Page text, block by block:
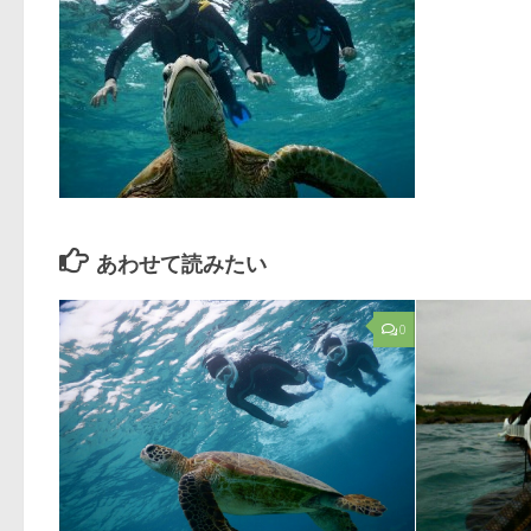
あわせて読みたい
0